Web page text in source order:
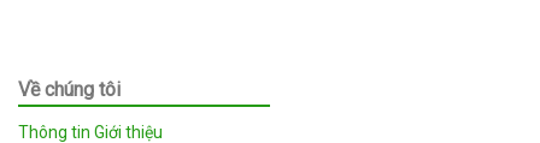
Về chúng tôi
Thông tin Giới thiệu